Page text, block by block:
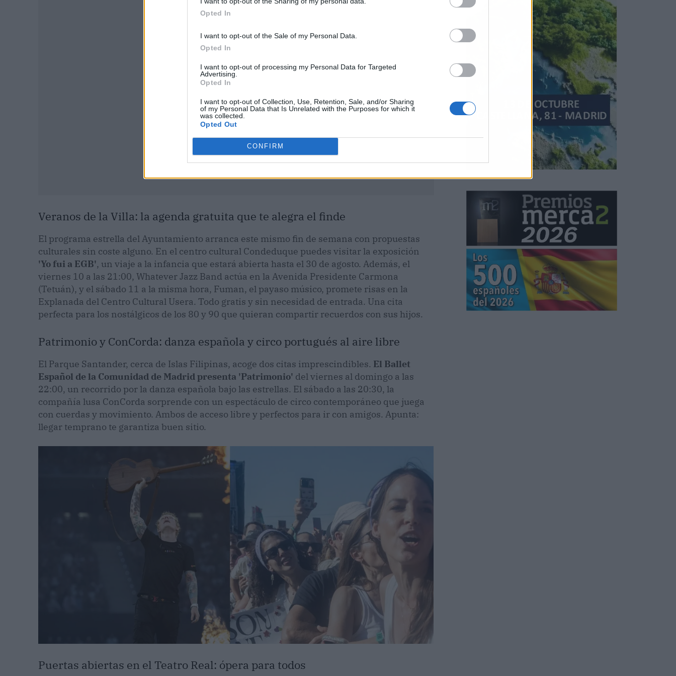
Opted In
I want to opt-out of the Sale of my Personal Data.
Opted In
I want to opt-out of processing my Personal Data for Targeted
Advertising.
Opted In
I want to opt-out of Collection, Use, Retention, Sale, and/or Sharing
of my Personal Data that Is Unrelated with the Purposes for which it
was collected.
Opted Out
CONFIRM
Publicidad
Veranos de la Villa: la agenda gratuita que te alegra el finde
El programa estrella del Ayuntamiento arranca este mismo fin de semana con propuestas
culturales sin coste alguno. En el centro cultural Condeduque puedes visitar la exposición
'Yo fui a EGB', un viaje a la infancia que estará abierta hasta el 30 de agosto. Además, el
viernes 10 a las 21:00, Whatever Jazz Band actúa en la Avenida Presidente Carmona
(Tetuán), y el sábado 11 a la misma hora, Fuman, el payaso músico, promete risas en la
Explanada del Centro Cultural Usera. Todo gratis y sin necesidad de entrada. Una cita
perfecta para los nostálgicos de los 80 y 90 que quieran compartir recuerdos con sus hijos.
Patrimonio y ConCorda: danza española y circo portugués al aire libre
El Parque Santander, cerca de Islas Filipinas, acoge dos citas imprescindibles. El Ballet
Español de la Comunidad de Madrid presenta 'Patrimonio' del viernes al domingo a las
22:00, un recorrido por la danza española bajo las estrellas. El sábado a las 20:30, la
compañía lusa ConCorda sorprende con un espectáculo de circo contemporáneo que juega
con cuerdas y movimiento. Ambos de acceso libre y perfectos para ir con amigos. Apunta:
llegar temprano te garantiza buen sitio.
Puertas abiertas en el Teatro Real: ópera para todos